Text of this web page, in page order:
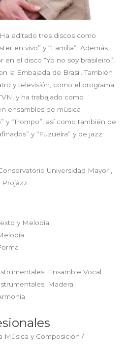
editado tres discos como
en vivo” y “Familia”. Además
el disco “Yo no soy brasileiro”,
la Embajada de Brasil. También
y televisión, como el programa
y ha trabajado como
ensambles de música
y “Trompo”, así como también de
y “Fuzueira” y de jazz:
Universidad Mayor ,
y Melodía
Ensamble Vocal
Madera
Música y Composición /